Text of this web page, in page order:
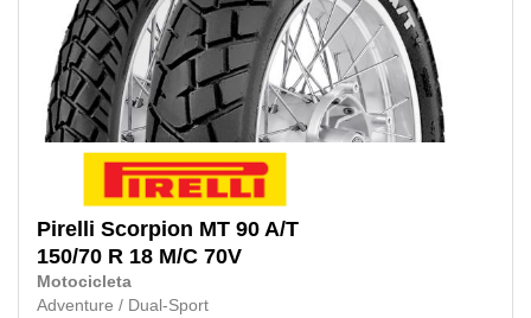
Pirelli Scorpion MT 90 A/T
150/70 R 18 M/C 70V
Motocicleta
Adventure / Dual-Sport